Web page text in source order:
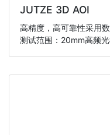
JUTZE 3D AOI
高精度，高可靠性采用
测试范围：20mm高频光